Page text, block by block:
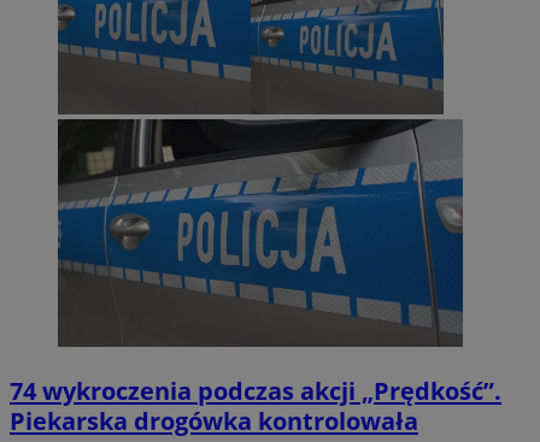
74 wykroczenia podczas akcji „Prędkość”.
Piekarska drogówka kontrolowała